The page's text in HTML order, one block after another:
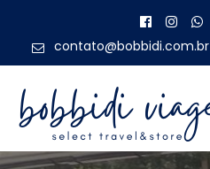
content contato@bobbidi.com.br